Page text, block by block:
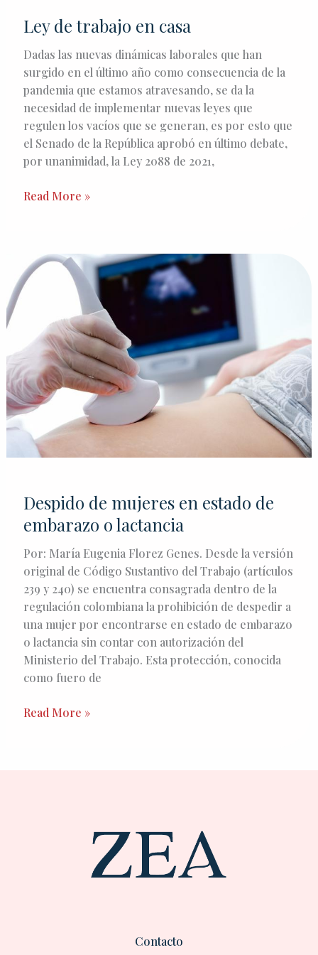
Ley de trabajo en casa
Dadas las nuevas dinámicas laborales que han
surgido en el último año como consecuencia de la
pandemia que estamos atravesando, se da la
necesidad de implementar nuevas leyes que
regulen los vacíos que se generan, es por esto que
el Senado de la República aprobó en último debate,
por unanimidad, la Ley 2088 de 2021,
Read More »
Despido de mujeres en estado de
embarazo o lactancia
Por: María Eugenia Florez Genes. Desde la versión
original de Código Sustantivo del Trabajo (artículos
239 y 240) se encuentra consagrada dentro de la
regulación colombiana la prohibición de despedir a
una mujer por encontrarse en estado de embarazo
o lactancia sin contar con autorización del
Ministerio del Trabajo. Esta protección, conocida
como fuero de
Despido
de
estado
de
embarazo
o
lactancia
Read More »
Contacto